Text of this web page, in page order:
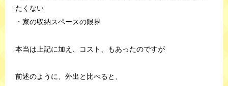
たくない
・家の収納スペースの限界
本当は上記に加え、コスト、もあったのですが
前述のように、外出と比べると、